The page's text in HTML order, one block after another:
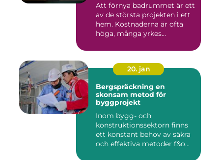
Att förnya badrummet är ett
av de största projekten i ett
hem. Kostnaderna är ofta
höga, många yrkes...
20. jan
Bergspräckning en
skonsam metod för
byggprojekt
Inom bygg- och
konstruktionssektorn finns
ett konstant behov av säkra
och effektiva metoder f&o...